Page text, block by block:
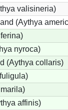
valisineria)
(Aythya
nyroca)
(Aythya collaris)
affinis)